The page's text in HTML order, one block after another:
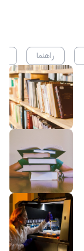
راهنما